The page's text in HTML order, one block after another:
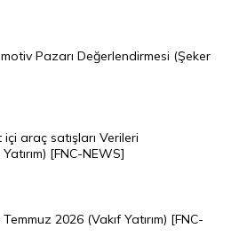
Pazarı Değerlendirmesi (Şeker
araç satışları Verileri
[FNC-NEWS]
2026 (Vakıf Yatırım) [FNC-